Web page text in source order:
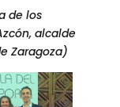
de los
alcalde
Zaragoza)